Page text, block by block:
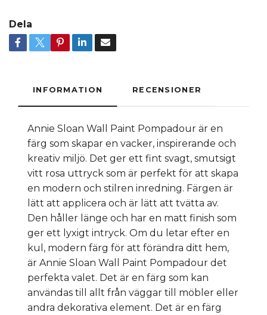
Dela
INFORMATION RECENSIONER
Annie Sloan Wall Paint Pompadour är en
färg som skapar en vacker, inspirerande och
kreativ miljö. Det ger ett fint svagt, smutsigt
vitt rosa uttryck som är perfekt för att skapa
en modern och stilren inredning. Färgen är
lätt att applicera och är lätt att tvätta av.
Den håller länge och har en matt finish som
ger ett lyxigt intryck. Om du letar efter en
kul, modern färg för att förändra ditt hem,
är Annie Sloan Wall Paint Pompadour det
perfekta valet. Det är en färg som kan
användas till allt från väggar till möbler eller
andra dekorativa element. Det är en färg